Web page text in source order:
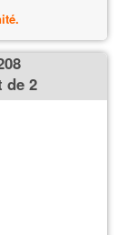
de 2